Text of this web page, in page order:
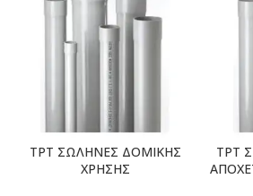
TPT ΣΩΛΗΝΕΣ ΔΟΜΙΚΗΣ
ΧΡΗΣΗΣ
TPT